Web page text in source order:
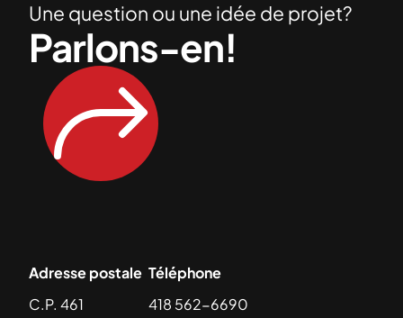
Une question ou une idée de projet?
Parlons-en!
Adresse postale
C.P. 461
Téléphone
418 562-6690